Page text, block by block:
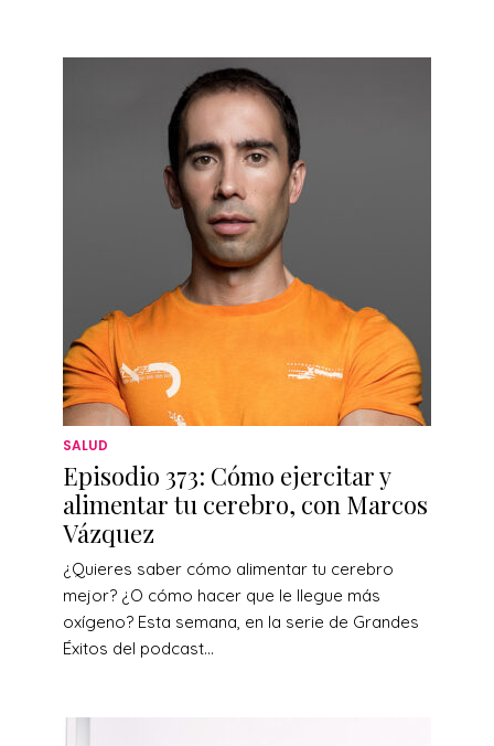
SALUD
Episodio 373: Cómo ejercitar y
alimentar tu cerebro, con Marcos
Vázquez
¿Quieres saber cómo alimentar tu cerebro
mejor? ¿O cómo hacer que le llegue más
oxígeno? Esta semana, en la serie de Grandes
Éxitos del podcast...